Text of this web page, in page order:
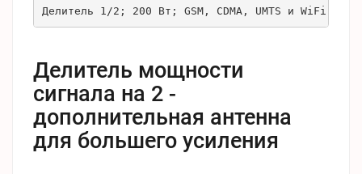
Делитель мощности
сигнала на 2 -
дополнительная антенна
для большего усиления